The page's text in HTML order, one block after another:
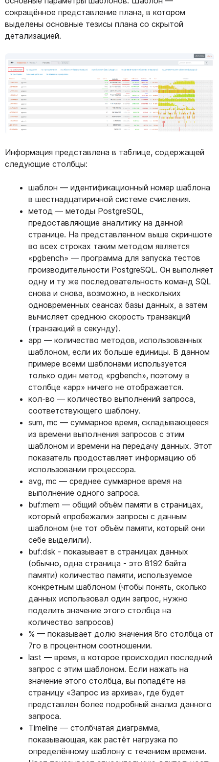
сокращённое представление плана, в котором
выделены основные тезисы плана со скрытой
детализацией.
Информация представлена в таблице, содержащей
следующие столбцы:
шаблон — идентификационный номер шаблона
в шестнадцатиричной системе счисления.
метод — методы PostgreSQL,
предоставляющие аналитику на данной
странице. На представленном выше скриншоте
во всех строках таким методом является
«pgbench» — программа для запуска тестов
производительности PostgreSQL. Он выполняет
одну и ту же последовательность команд SQL
снова и снова, возможно, в нескольких
одновременных сеансах базы данных, а затем
вычисляет среднюю скорость транзакций
(транзакций в секунду).
app — количество методов, использованных
шаблоном, если их больше единицы. В данном
примере всеми шаблонами используется
только один метод «pgbench», поэтому в
столбце «app» ничего не отображается.
кол-во — количество выполнений запроса,
соответствующего шаблону.
sum, mc — суммарное время, складывающееся
из времени выполнения запросов с этим
шаблоном и времени на передачу данных. Этот
показатель продоставляет информацию об
использовании процессора.
avg, mc — среднее суммарное время на
выполнение одного запроса.
buf:mem — общий объём памяти в страницах,
который «пробежали» запросы с данным
шаблоном (не тот объём памяти, который они
себе выделили).
buf:dsk - показывает в страницах данных
(обычно, одна страница - это 8192 байта
памяти) количество памяти, используемое
конкретным шаблоном (чтобы понять, сколько
данных использовал один запрос, нужно
поделить значение этого столбца на
количество запросов)
% — показывает долю значения 8го столбца от
7го в процентном соотношении.
last — время, в которое происходил последний
запрос с этим шаблоном. Если нажать на
значение этого столбца, вы попадёте на
страницу «Запрос из архива», где будет
представлен более подробный анализ данного
запроса.
Timeline — столбчатая диаграмма,
показывающая, как растёт нагрузка по
определённому шаблону с течением времени.